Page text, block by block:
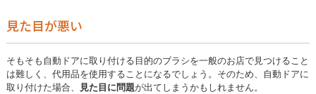
見た目が悪い
そもそも自動ドアに取り付ける目的のブラシを一般のお店で見つけること
は難しく、代用品を使用することになるでしょう。そのため、自動ドアに
取り付けた場合、
見た目に問題が出てしまうかもしれません。